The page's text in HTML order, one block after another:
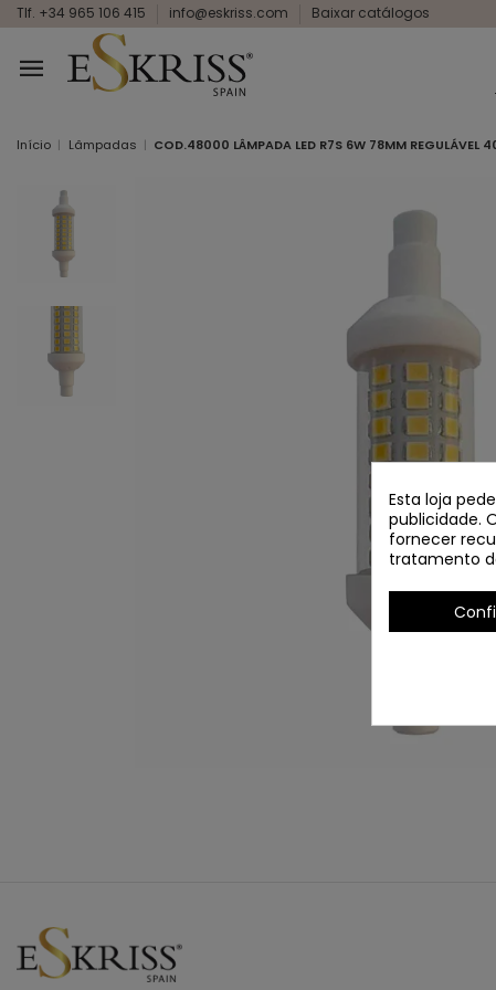
Tlf. +34 965 106 415 info@eskriss.com Baixar catálogos
Início Lâmpadas COD.48000 LÂMPADA LED R7S 6W 78MM REGULÁVEL
Esta loja
publicidade.
fornecer
tratamento